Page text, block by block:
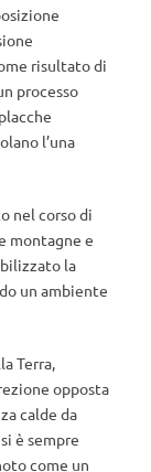
risultato di
processo
l’una
nel corso di
montagne e
la
un ambiente
Terra,
opposta
calde da
è sempre
come un